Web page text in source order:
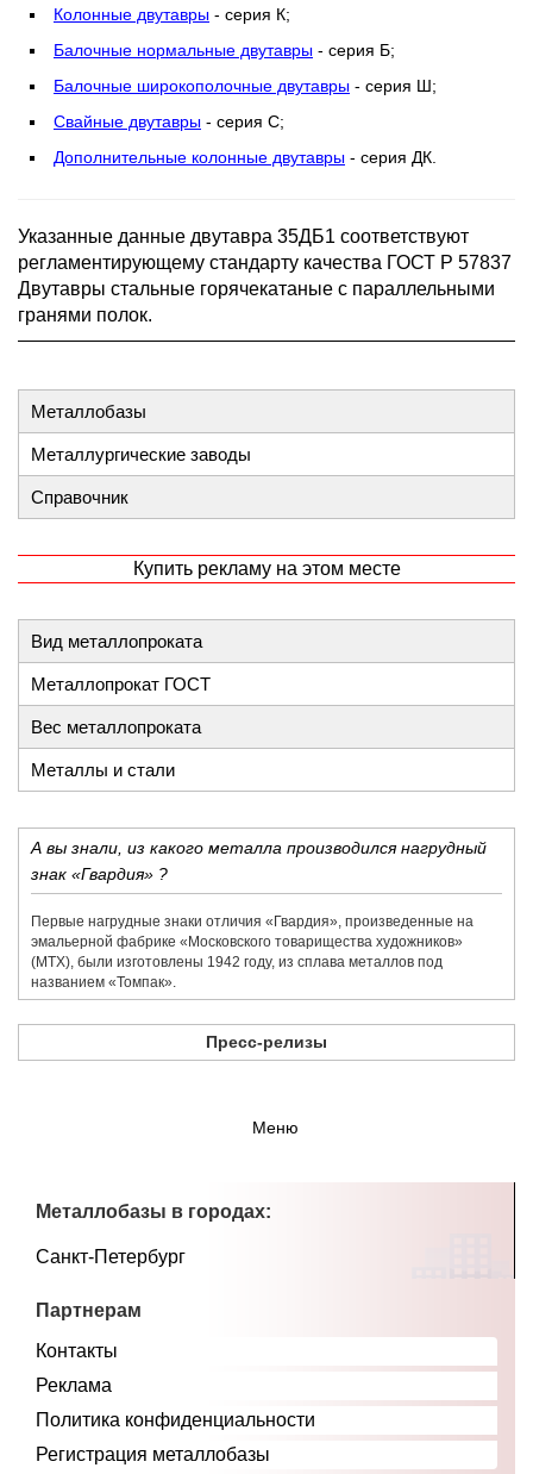
Колонные двутавры - серия К;
Балочные нормальные двутавры - серия Б;
Балочные широкополочные двутавры - серия Ш;
Свайные двутавры - серия С;
Дополнительные колонные двутавры - серия ДК.
Указанные данные двутавра 35ДБ1 соответствуют
регламентирующему стандарту качества ГОСТ Р 57837
Двутавры стальные горячекатаные с параллельными
гранями полок.
Металлобазы
Металлургические заводы
Справочник
Купить рекламу на этом месте
Вид металлопроката
Металлопрокат ГОСТ
Вес металлопроката
Металлы и стали
А вы знали, из какого металла производился нагрудный
знак «Гвардия» ?
Первые нагрудные знаки отличия «Гвардия», произведенные на
эмальерной фабрике «​Московского товарищества художников»​
(МТХ), были изготовлены 1942 году, из сплава металлов под
названием «​Томпак».
Пресс-релизы
Меню
Металлобазы в городах:
Санкт-Петербург
Партнерам
Контакты
Реклама
Политика конфиденциальности
Регистрация металлобазы